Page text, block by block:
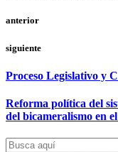
anterior
siguiente
Proceso Legislativo y
Reforma política del
del bicameralismo en